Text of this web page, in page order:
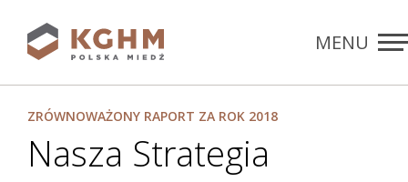
Rozdziały MENU
ZRÓWNOWAŻONY RAPORT ZA ROK 2018
Nasza Strategia